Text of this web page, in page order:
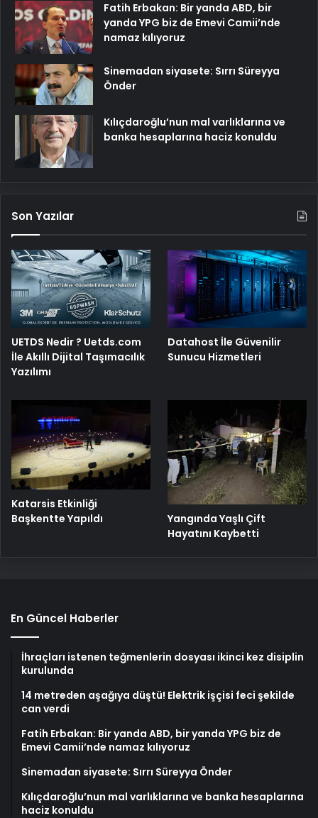
Fatih Erbakan: Bir yanda ABD, bir
yanda YPG biz de Emevi Camii’nde
namaz kılıyoruz
Sinemadan siyasete: Sırrı Süreyya
Önder
Kılıçdaroğlu’nun mal varlıklarına ve
banka hesaplarına haciz konuldu
Son Yazılar
UETDS Nedir ? Uetds.com
İle Akıllı Dijital Taşımacılık
Yazılımı
Datahost İle Güvenilir
Sunucu Hizmetleri
Katarsis Etkinliği
Başkentte Yapıldı
Yangında Yaşlı Çift
Hayatını Kaybetti
En Güncel Haberler
İhraçları istenen teğmenlerin dosyası ikinci kez disiplin
kurulunda
14 metreden aşağıya düştü! Elektrik işçisi feci şekilde
can verdi
Fatih Erbakan: Bir yanda ABD, bir yanda YPG biz de
Emevi Camii’nde namaz kılıyoruz
Sinemadan siyasete: Sırrı Süreyya Önder
Kılıçdaroğlu’nun mal varlıklarına ve banka hesaplarına
haciz konuldu